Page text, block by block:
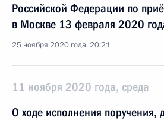
Российской Федерации по
в Москве 13 февраля 2020
25 ноября 2020 года, 20:21
11 ноября 2020 года, среда
О ходе исполнения поручения,